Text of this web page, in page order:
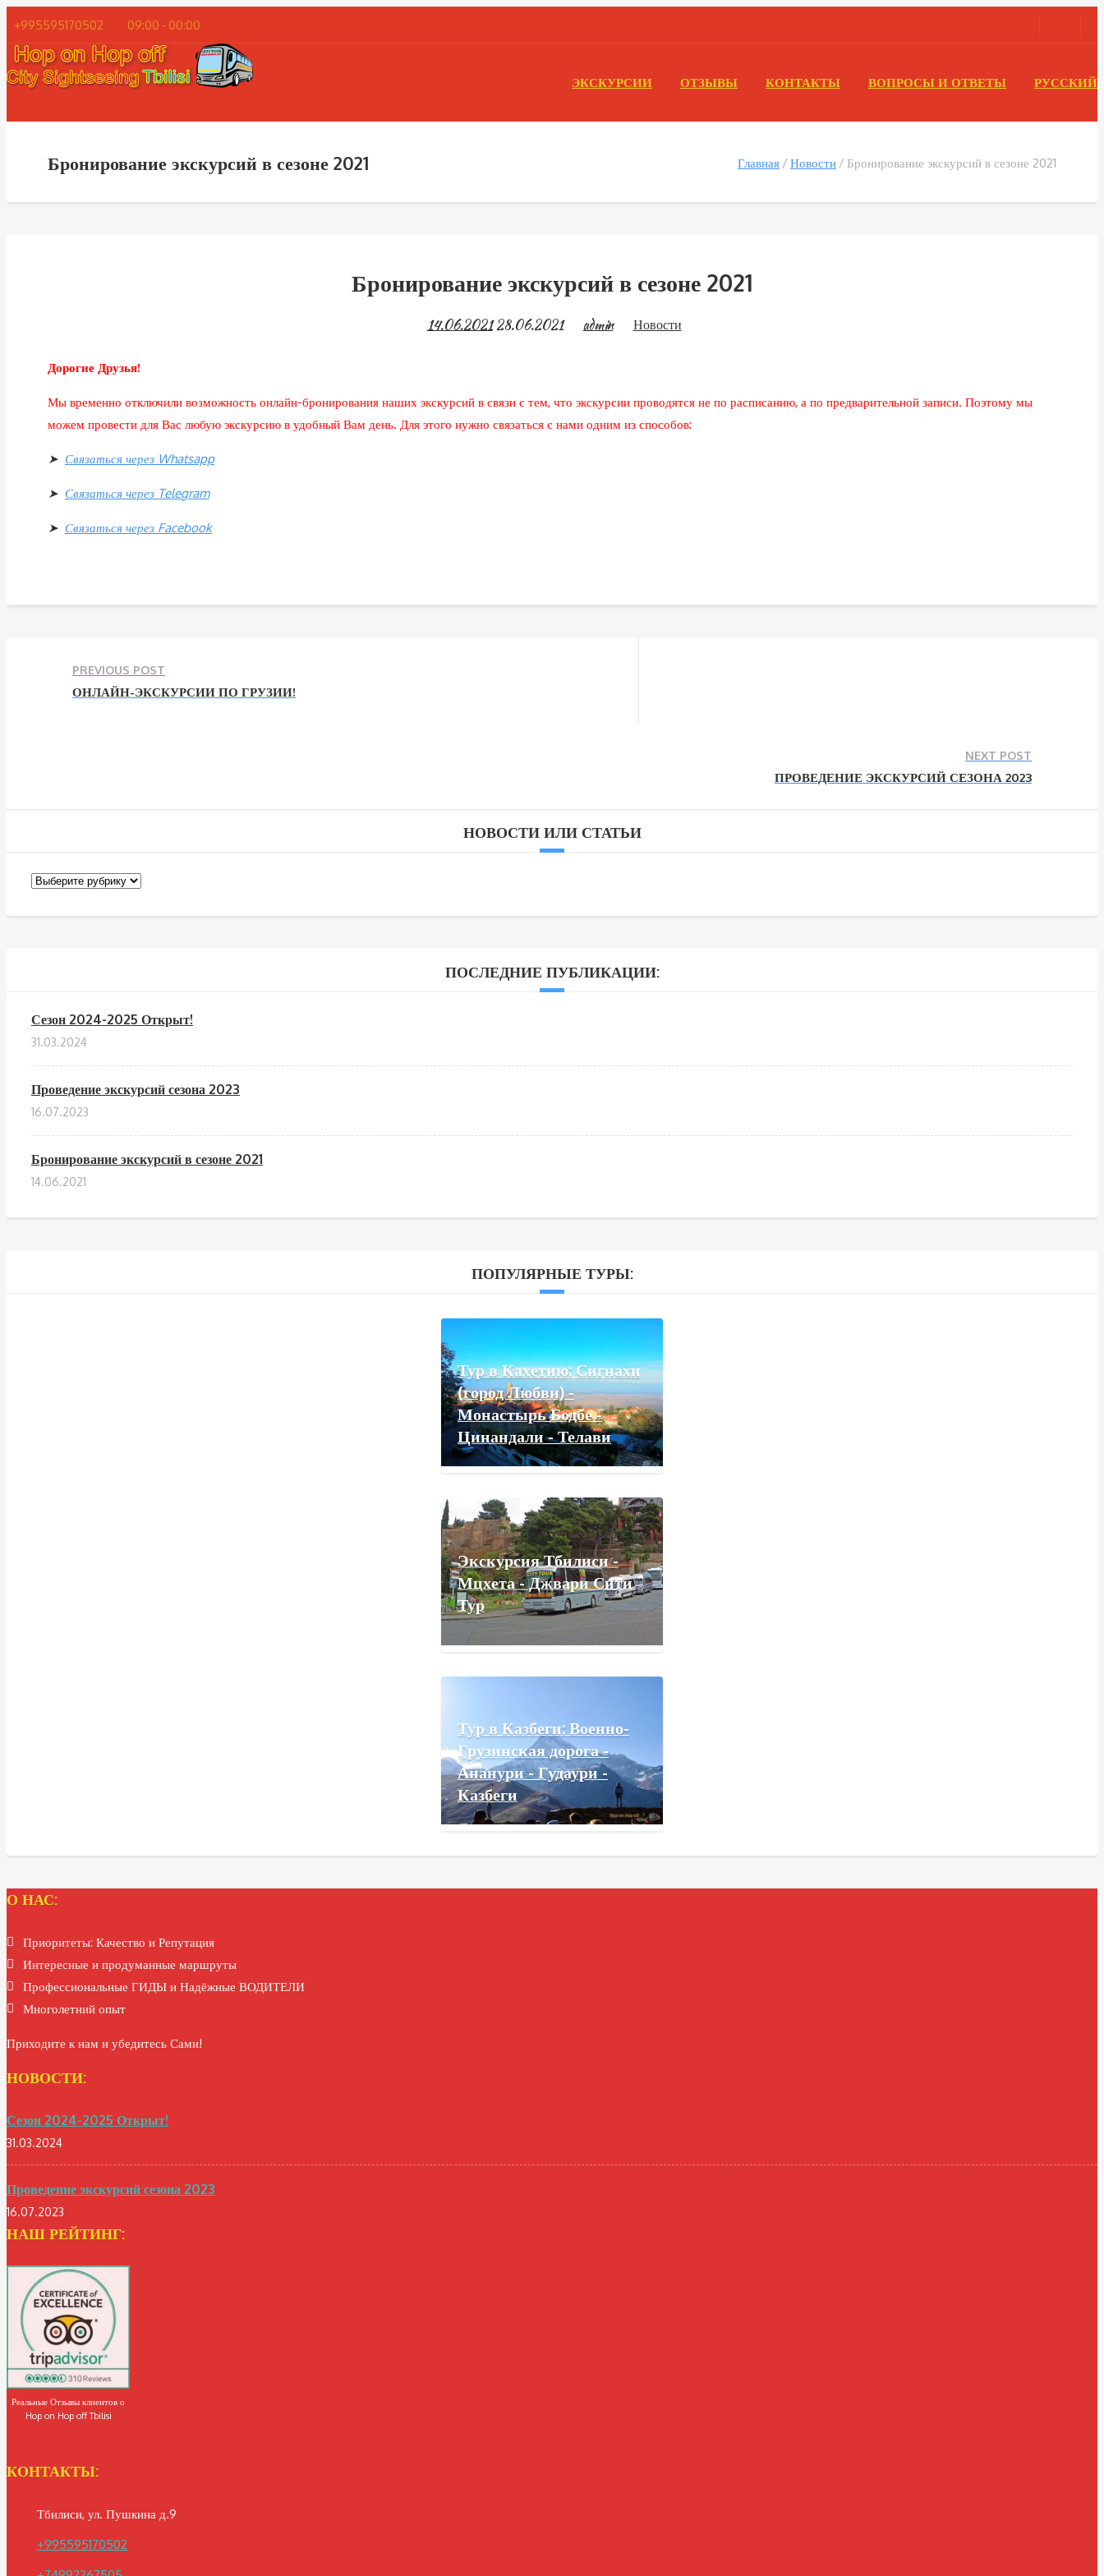
+995595170502 09:00 - 00:00
ЭКСКУРСИИ ОТЗЫВЫ КОНТАКТЫ ВОПРОСЫ И ОТВЕТЫ РУССКИЙ
Бронирование экскурсий в сезоне 2021 Главная Новости Бронирование экскурсий в сезоне 2021
Бронирование экскурсий в сезоне 2021
14.06.2021 28.06.2021 admin Новости
Дорогие Друзья!
Мы временно отключили возможность онлайн-бронирования наших экскурсий в связи с тем, что экскурсии проводятся не по расписанию, а по предварительной записи. Поэтому мы
можем провести для Вас любую экскурсию в удобный Вам день. Для этого нужно связаться с нами одним из способов:
➤ Связаться через Whatsapp
➤ Связаться через Telegram
➤ Связаться через Facebook
PREVIOUS POST
ОНЛАЙН-ЭКСКУРСИИ ПО ГРУЗИИ!
NEXT POST
ПРОВЕДЕНИЕ ЭКСКУРСИЙ СЕЗОНА 2023
НОВОСТИ ИЛИ СТАТЬИ
Новости
ПОСЛЕДНИЕ ПУБЛИКАЦИИ:
Сезон 2024-2025 Открыт!
31.03.2024
Проведение экскурсий сезона 2023
16.07.2023
Бронирование экскурсий в сезоне 2021
14.06.2021
ПОПУЛЯРНЫЕ ТУРЫ:
Тур в Кахетию: Сигнахи
(город Любви) -
Монастырь Бодбе -
Цинандали - Телави
Экскурсия Тбилиси -
Мцхета - Джвари Сити
Тур
Тур в Казбеги: Военно-
Грузинская дорога -
Ананури - Гудаури -
Казбеги
О НАС:
Приоритеты: Качество и Репутация
Интересные и продуманные маршруты
Профессиональные ГИДЫ и Надёжные ВОДИТЕЛИ
Многолетний опыт
Приходите к нам и убедитесь Сами!
НОВОСТИ:
Сезон 2024-2025 Открыт!
31.03.2024
Проведение экскурсий сезона 2023
16.07.2023
НАШ РЕЙТИНГ:
Реальные Отзывы клиентов о
Hop on Hop off Tbilisi
КОНТАКТЫ:
Тбилиси, ул. Пушкина д.9
+995595170502